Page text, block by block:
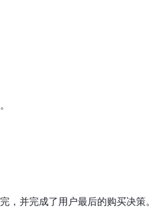
，并完成了用户最后的购买决策。